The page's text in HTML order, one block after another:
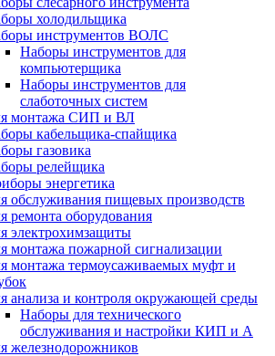
холодильщика
инструментов ВОЛС
Наборы инструментов для
компьютерщика
Наборы инструментов для
слаботочных систем
монтажа СИП и ВЛ
кабельщика-спайщика
газовика
релейщика
энергетика
обслуживания пищевых производств
ремонта оборудования
электрохимзащиты
монтажа пожарной сигнализации
монтажа термоусаживаемых муфт и
анализа и контроля окружающей среды
Наборы для технического
обслуживания и настройки КИП и А
железнодорожников